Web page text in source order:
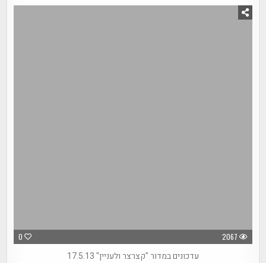
0 2067
עדכונים במדור "קצרצר ולעניין" 17.5.13